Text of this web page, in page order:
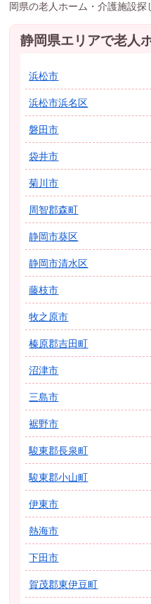
岡県の老人ホーム・介護施設探
静岡県エリアで老人
浜松市
浜松市浜名区
磐田市
袋井市
菊川市
周智郡森町
静岡市葵区
静岡市清水区
藤枝市
牧之原市
榛原郡吉田町
沼津市
三島市
裾野市
駿東郡長泉町
駿東郡小山町
伊東市
熱海市
下田市
賀茂郡東伊豆町